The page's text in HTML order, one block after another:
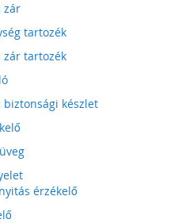
zár
tartozék
zár tartozék
készlet
érzékelő